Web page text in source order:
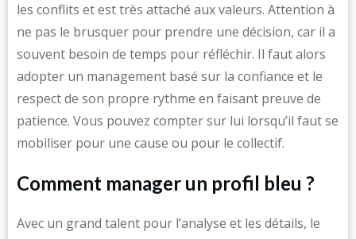
les conflits et est très attaché aux valeurs. Attention à
ne pas le brusquer pour prendre une décision, car il a
souvent besoin de temps pour réfléchir. Il faut alors
adopter un management basé sur la confiance et le
respect de son propre rythme en faisant preuve de
patience. Vous pouvez compter sur lui lorsqu’il faut se
mobiliser pour une cause ou pour le collectif.
Comment manager un profil bleu ?
Avec un grand talent pour l’analyse et les détails, le